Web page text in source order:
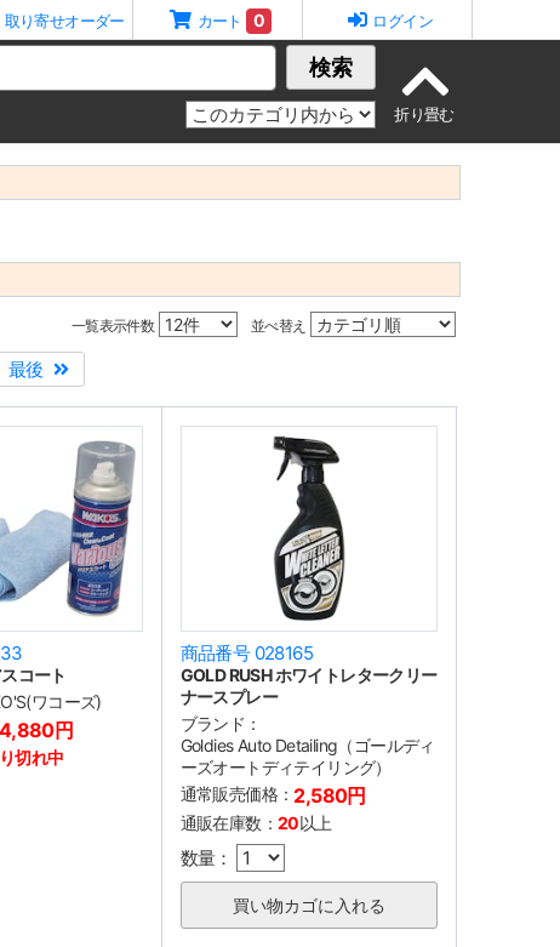
取り寄せオーダー カート 0 ログイン
検索
一覧表示件数 並べ替え
最後
コート
ワコーズ)
4,880円
切れ中
商品番号 028165
GOLD RUSH ホワイトレタークリー
ナースプレー
ブランド：
Goldies Auto Detailing（ゴールディ
ーズオートディテイリング）
通常販売価格： 2,580円
通販在庫数： 20以上
数量：